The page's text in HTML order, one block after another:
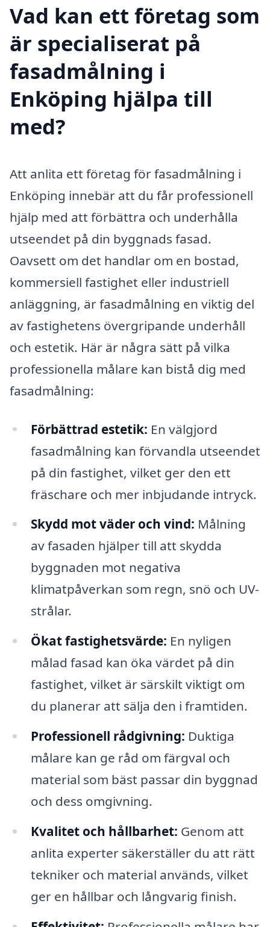
Vad kan ett företag som
är specialiserat på
fasadmålning i
Enköping hjälpa till
med?
Att anlita ett företag för fasadmålning i
Enköping innebär att du får professionell
hjälp med att förbättra och underhålla
utseendet på din byggnads fasad.
Oavsett om det handlar om en bostad,
kommersiell fastighet eller industriell
anläggning, är fasadmålning en viktig del
av fastighetens övergripande underhåll
och estetik. Här är några sätt på vilka
professionella målare kan bistå dig med
fasadmålning:
Förbättrad estetik: En välgjord
fasadmålning kan förvandla utseendet
på din fastighet, vilket ger den ett
fräschare och mer inbjudande intryck.
Skydd mot väder och vind: Målning
av fasaden hjälper till att skydda
byggnaden mot negativa
klimatpåverkan som regn, snö och UV-
strålar.
Ökat fastighetsvärde: En nyligen
målad fasad kan öka värdet på din
fastighet, vilket är särskilt viktigt om
du planerar att sälja den i framtiden.
Professionell rådgivning: Duktiga
målare kan ge råd om färgval och
material som bäst passar din byggnad
och dess omgivning.
Kvalitet och hållbarhet: Genom att
anlita experter säkerställer du att rätt
tekniker och material används, vilket
ger en hållbar och långvarig finish.